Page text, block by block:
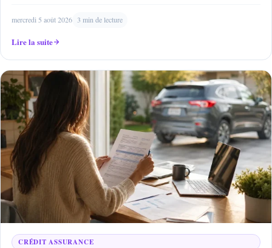
mercredi 5 août 2026 3 min de lecture
Lire la suite
CRÉDIT ASSURANCE